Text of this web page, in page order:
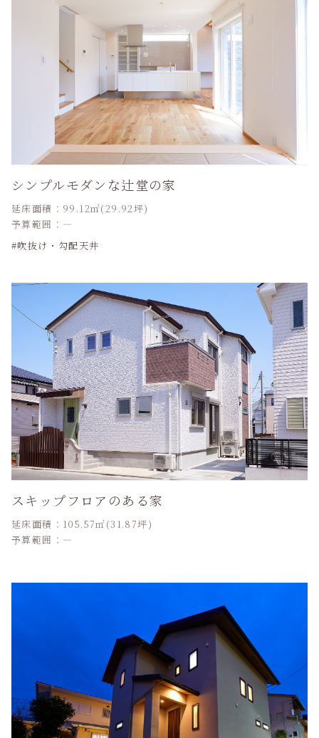
シンプルモダンな辻堂の家
延床面積：99.12㎡(29.92坪)
予算範囲：―
吹抜け・勾配天井
スキップフロアのある家
延床面積：105.57㎡(31.87坪)
予算範囲：―